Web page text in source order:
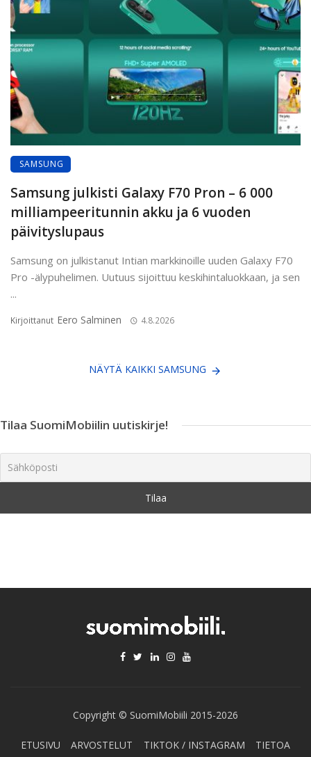
SAMSUNG
Samsung julkisti Galaxy F70 Pron – 6 000
milliampeeritunnin akku ja 6 vuoden
päivityslupaus
Samsung on julkistanut Intian markkinoille uuden Galaxy F70
Pro -älypuhelimen. Uutuus sijoittuu keskihintaluokkaan, ja sen
...
Kirjoittanut Eero Salminen 4.8.2026
NÄYTÄ KAIKKI SAMSUNG
Tilaa SuomiMobiilin uutiskirje!
Copyright © SuomiMobiili 2015-2026
ETUSIVU ARVOSTELUT TIKTOK / INSTAGRAM TIETOA